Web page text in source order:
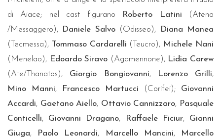
di Aiace; nel cast figurano
Roberto Latini (Atena
/Messaggero),
Daniele Salvo(Odisseo),
Diana Manea
(Tecmessa), Tommaso Cardarelli (Teucro), Michele Nani
(Menelao), Edoardo Siravo (Agamennone), Lidia Carew
(Ate/Thanatos), Giorgio Bongiovanni, Lorenzo Grilli,
Mino Manni, Francesco Martucci (Corifei); Giovanni
Accardi, Gaetano Aiello, Ottavio Cannizzaro, Pasquale
Conticelli, Giovanni Dragano, Raffaele Ficiur, Gianni
Giuga, Paolo Leonardi, Marcello Mancini,
Marcello